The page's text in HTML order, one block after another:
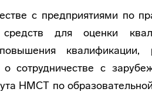
с предприятиями по
для оценки
квалификации,
сотрудничестве с
НМСТ по